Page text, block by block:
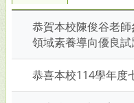
恭賀本校陳俊谷老
領域素養導向優良試
恭喜本校114學年度